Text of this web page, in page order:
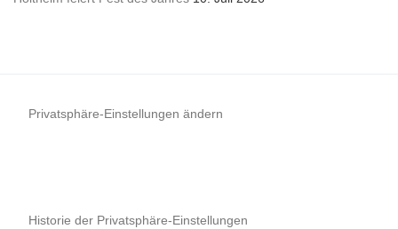
Privatsphäre-Einstellungen ändern
Historie der Privatsphäre-Einstellungen